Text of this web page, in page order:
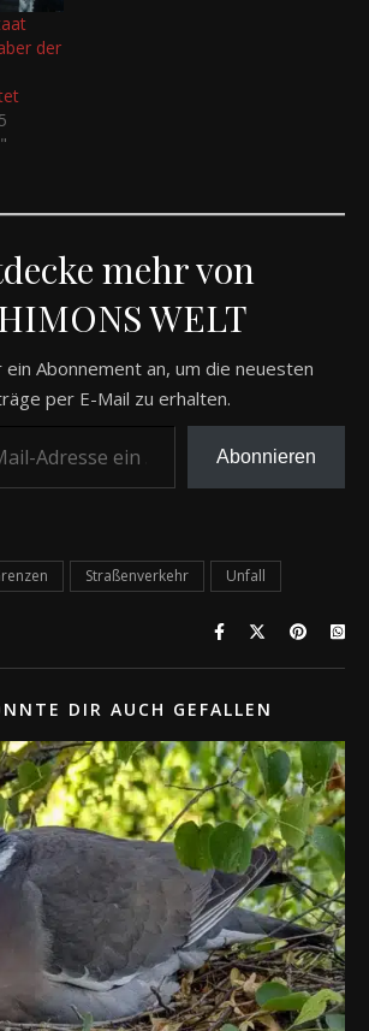
der
mehr von
WELT
ein Abonnement an, um die neuesten
per E-Mail zu erhalten.
Abonnieren
Straßenverkehr Unfall
DIR AUCH GEFALLEN